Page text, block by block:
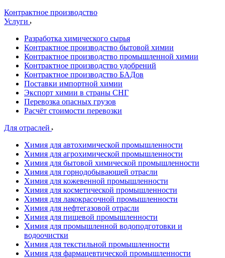
Контрактное производство
Услуги
Разработка химического сырья
Контрактное производство бытовой химии
Контрактное производство промышленной химии
Контрактное производство удобрений
Контрактное производство БАДов
Поставки импортной химии
Экспорт химии в страны СНГ
Перевозка опасных грузов
Расчёт стоимости перевозки
Для отраслей
Химия для автохимической промышленности
Химия для агрохимической промышленности
Химия для бытовой химической промышленности
Химия для горнодобывающей отрасли
Химия для кожевенной промышленности
Химия для косметической промышленности
Химия для лакокрасочной промышленности
Химия для нефтегазовой отрасли
Химия для пищевой промышленности
Химия для промышленной водоподготовки и
водоочистки
Химия для текстильной промышленности
Химия для фармацевтической промышленности